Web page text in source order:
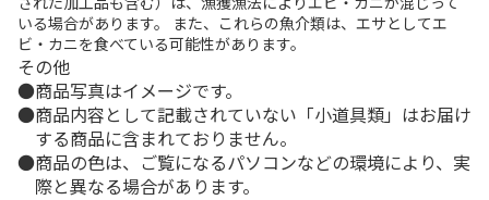
いる場合があります。 また、これらの魚介類は、エサとしてエ
ビ・カニを食べている可能性があります。
その他
商品写真はイメージです。
商品内容として記載されていない「小道具類」はお届け
する商品に含まれておりません。
商品の色は、ご覧になるパソコンなどの環境により、実
際と異なる場合があります。